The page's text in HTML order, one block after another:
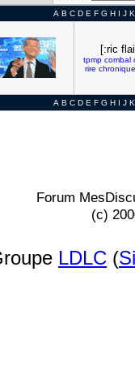
A B C D E F G H I J K
[:ric
tpmp combal
rire chronique
A B C D E F G H I J K
Forum
(c)
LDLC (